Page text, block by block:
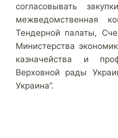
согласовывать
межведомственная
Тендерной палаты,
Министерства
казначейства и
Верховной рады
Украина”.